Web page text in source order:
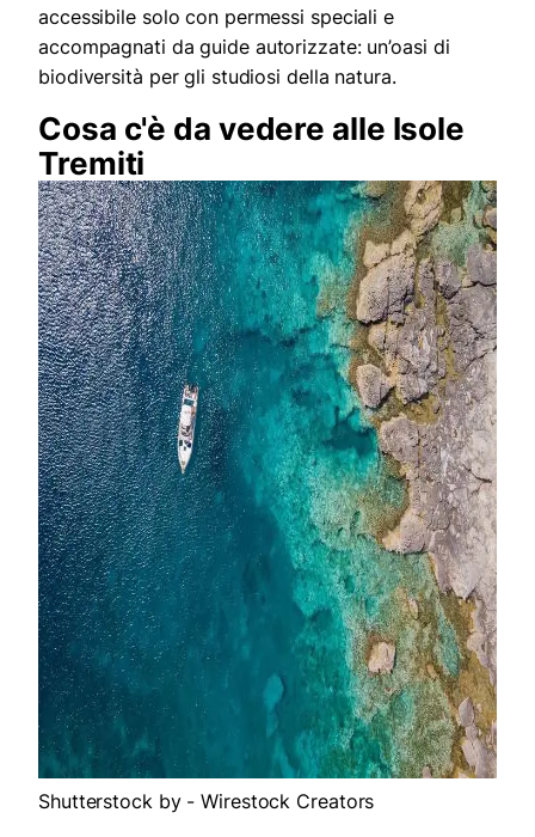
accessibile solo con permessi speciali e
accompagnati da guide autorizzate: un’oasi di
biodiversità per gli studiosi della natura.
Cosa c'è da vedere alle Isole
Tremiti
Shutterstock by - Wirestock Creators